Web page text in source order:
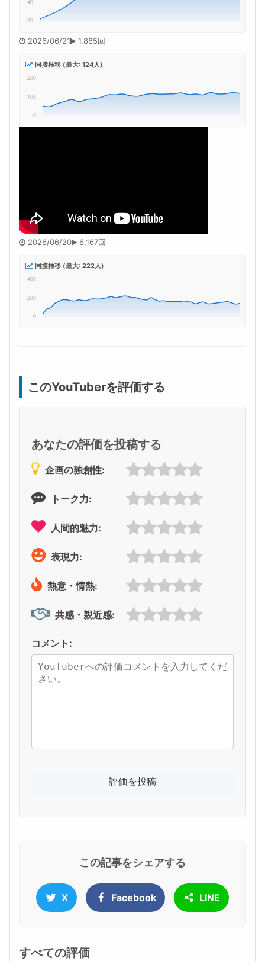
2026/06/21 1,885回
同接推移 (最大: 124人)
2026/06/20 6,167回
同接推移 (最大: 222人)
このYouTuberを評価する
あなたの評価を投稿する
企画の独創性:
トーク力:
人間的魅力:
表現力:
熱意・情熱:
共感・親近感:
コメント:
この記事をシェアする
X Facebook LINE
すべての評価